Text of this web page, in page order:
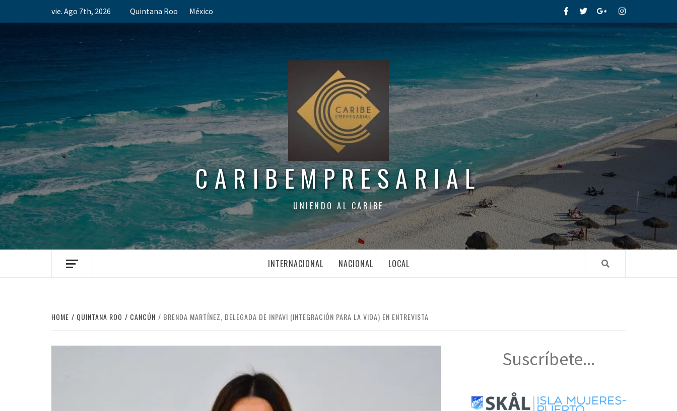
vie. Ago 7th, 2026 Quintana Roo México FacebookTwitterGoogle+Instagram
CARIBEMPRESARIAL
UNIENDO AL CARIBE
INTERNACIONAL NACIONAL LOCAL
HOME QUINTANA ROO CANCÚN BRENDA MARTÍNEZ, DELEGADA DE INPAVI (INTEGRACIÓN PARA LA VIDA) EN ENTREVISTA
Suscríbete...